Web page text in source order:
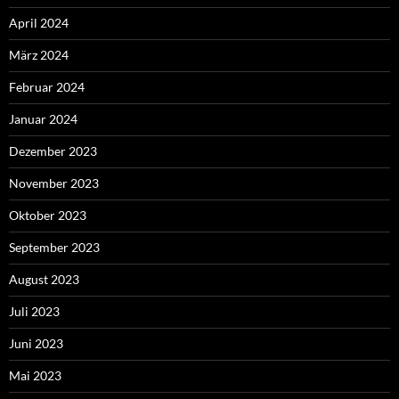
April 2024
März 2024
Februar 2024
Januar 2024
Dezember 2023
November 2023
Oktober 2023
September 2023
August 2023
Juli 2023
Juni 2023
Mai 2023